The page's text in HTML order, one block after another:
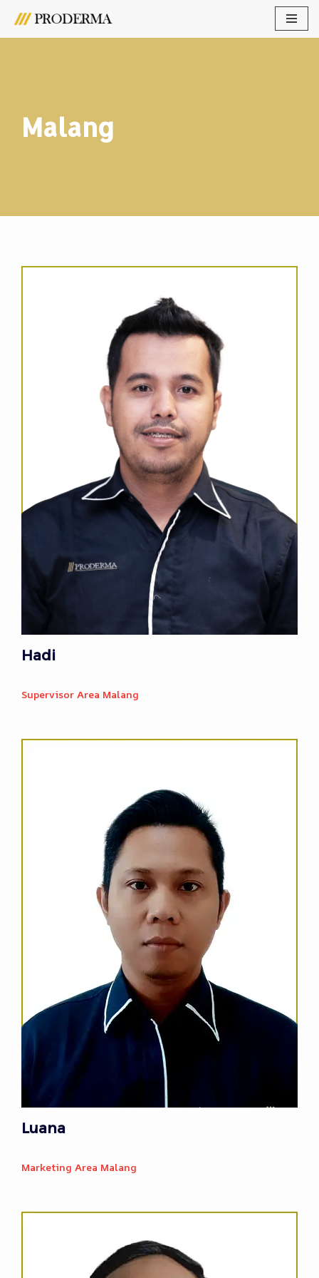
Lompat
Malang
Hadi
Supervisor Area Malang
Luana
Marketing Area Malang